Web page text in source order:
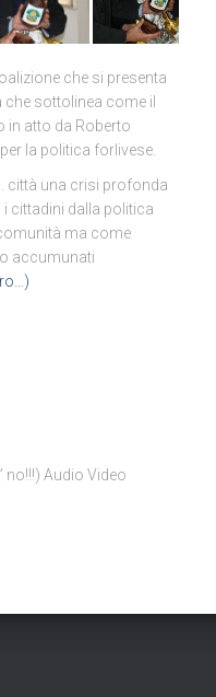
che si presenta
che sottolinea come il
atto da Roberto
la politica forlivese.
città una crisi profonda
cittadini dalla politica
ma come
accumunati
no!!!) Audio Video